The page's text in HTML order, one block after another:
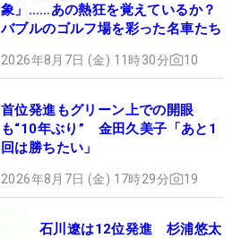
象」……あの熱狂を覚えているか？
バブルのゴルフ場を彩った名車たち
2026年8月7日 (金) 11時30分 10
首位発進もグリーン上での開眼
も“10年ぶり” 金田久美子「あと1
回は勝ちたい」
2026年8月7日 (金) 17時29分 19
石川遼は12位発進 杉浦悠太